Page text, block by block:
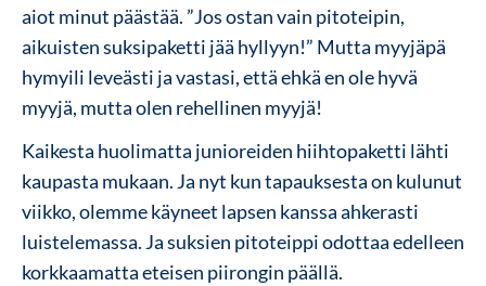
aiot minut päästää. ”Jos ostan vain pitoteipin,
aikuisten suksipaketti jää hyllyyn!” Mutta myyjäpä
hymyili leveästi ja vastasi, että ehkä en ole hyvä
myyjä, mutta olen rehellinen myyjä!
Kaikesta huolimatta junioreiden hiihtopaketti lähti
kaupasta mukaan. Ja nyt kun tapauksesta on kulunut
viikko, olemme käyneet lapsen kanssa ahkerasti
luistelemassa. Ja suksien pitoteippi odottaa edelleen
korkkaamatta eteisen piirongin päällä.